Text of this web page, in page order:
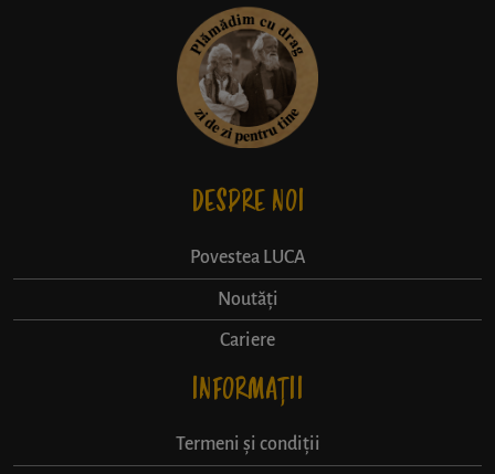
DESPRE NOI
Povestea LUCA
Noutăți
Cariere
INFORMAȚII
Termeni și condiții